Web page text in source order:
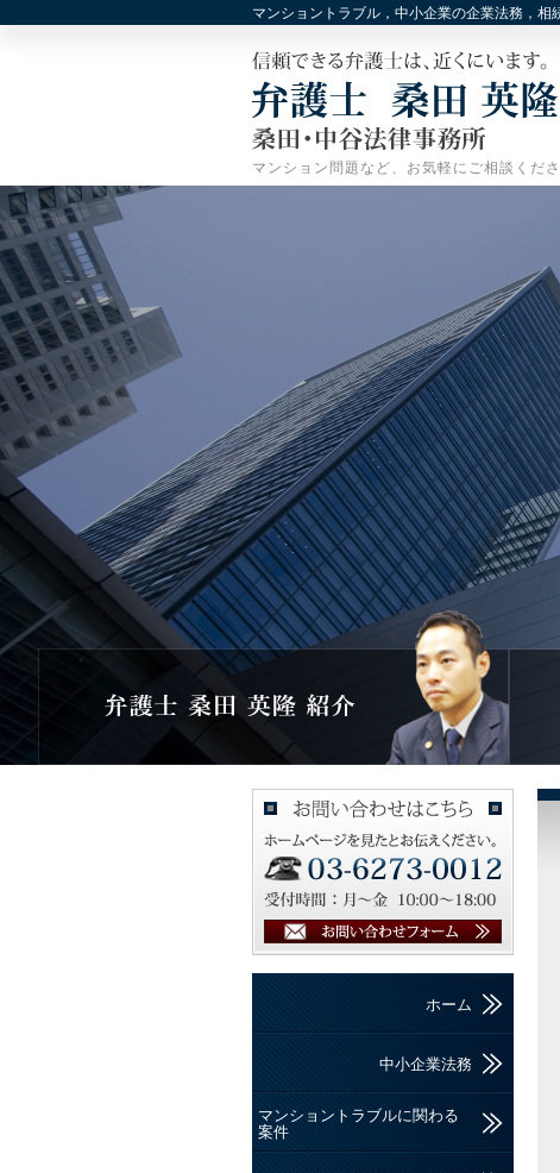
マンショントラブル，中小企業の企業法務，相
マンション問題など、お気軽にご相談くださ
ホーム
中小企業法務
マンショントラブルに関わる
案件